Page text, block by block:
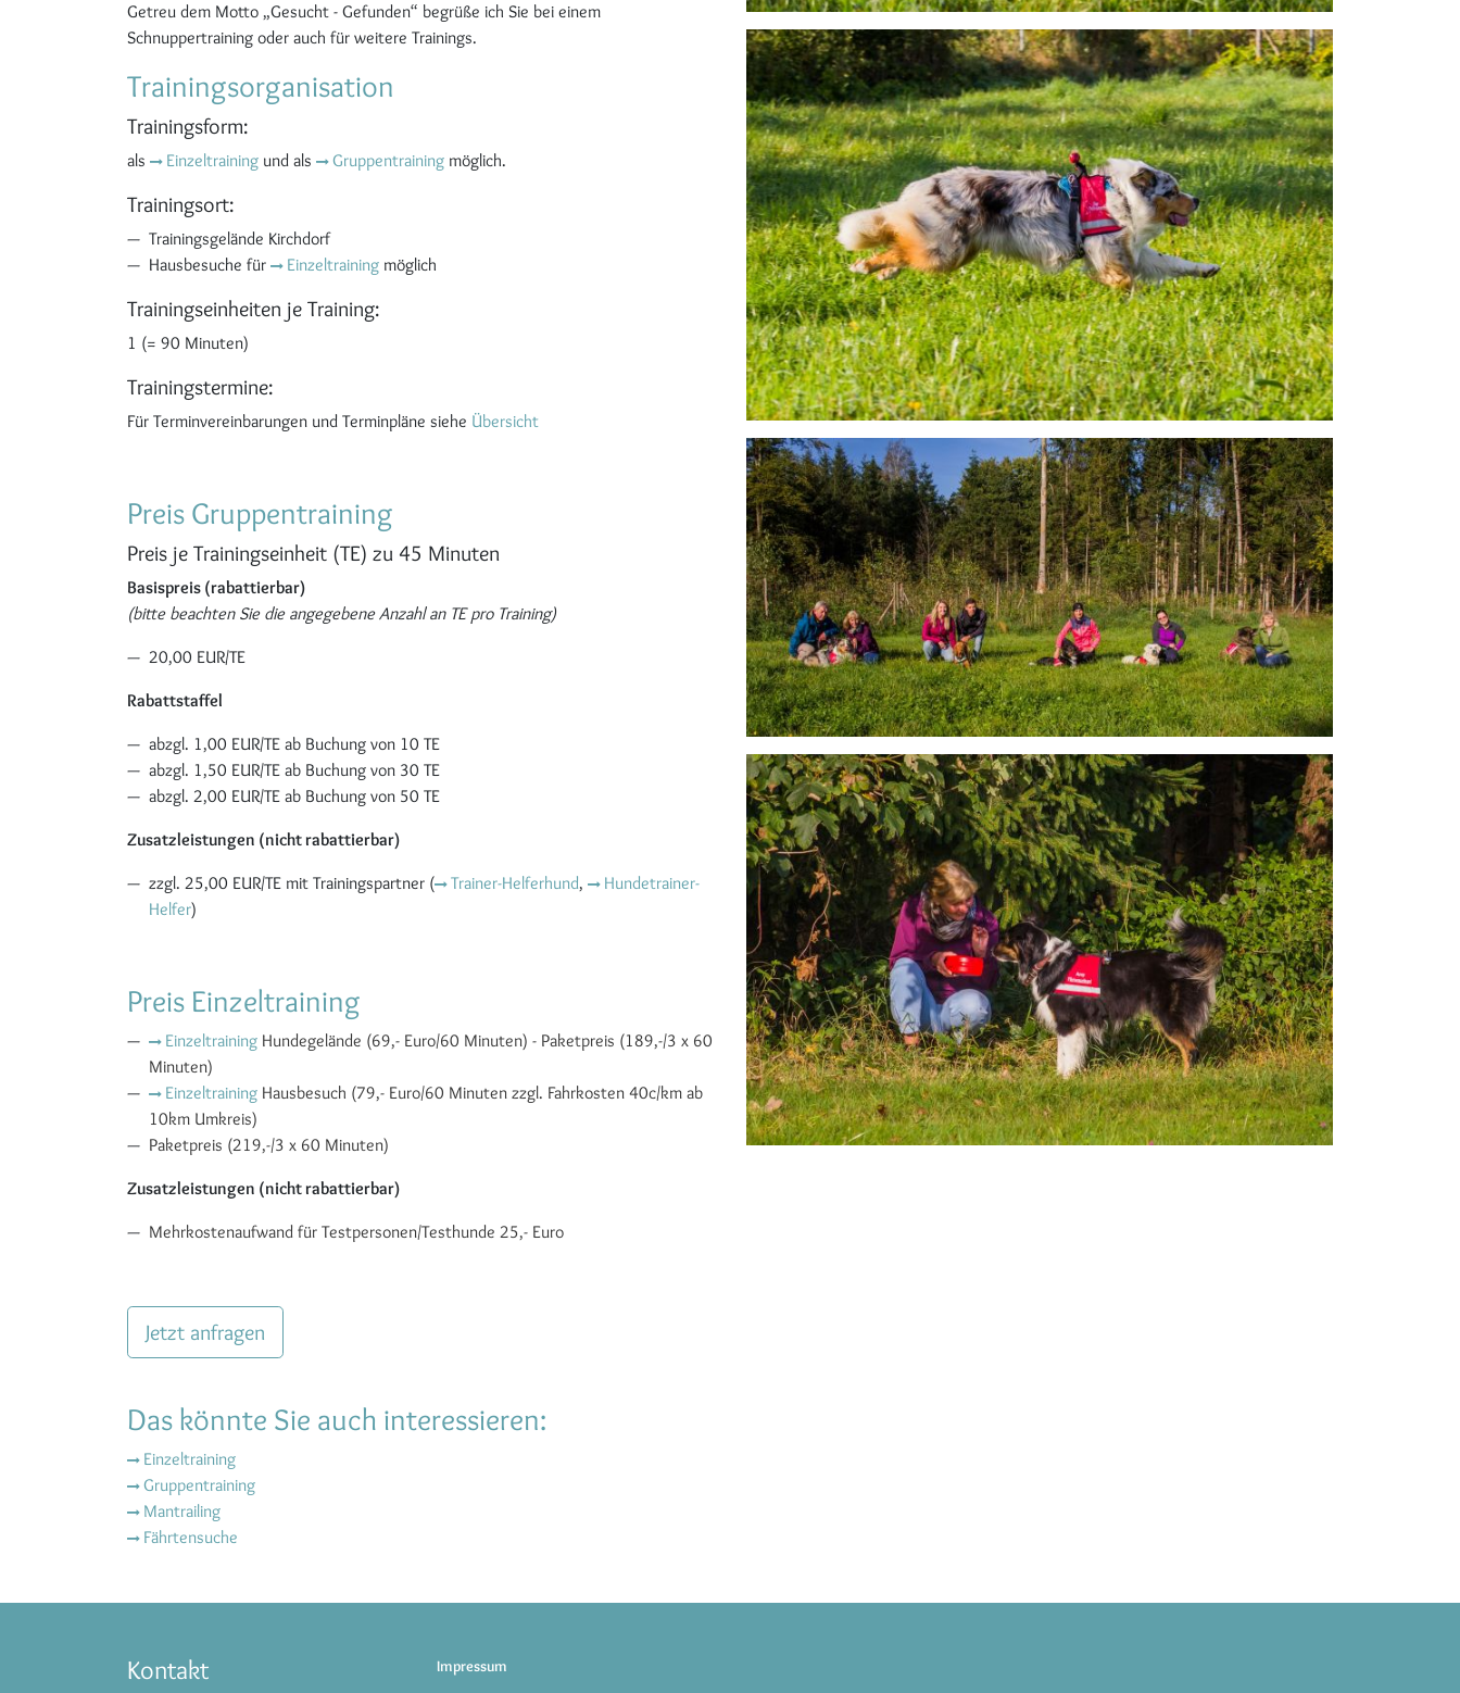
Getreu dem Motto „Gesucht - Gefunden“ begrüße ich Sie bei einem
Schnuppertraining oder auch für weitere Trainings.
Trainingsorganisation
Trainingsform:
als Einzeltraining und als Gruppentraining möglich.
Trainingsort:
Trainingsgelände Kirchdorf
Hausbesuche für
Einzeltraining möglich
Trainingseinheiten je Training:
1 (= 90 Minuten)
Trainingstermine:
Für Terminvereinbarungen und Terminpläne siehe Übersicht
Preis Gruppentraining
Preis je Trainingseinheit (TE) zu 45 Minuten
Basispreis (rabattierbar)
(bitte beachten Sie die angegebene Anzahl an TE pro Training)
20,00 EUR/TE
Rabattstaffel
abzgl. 1,00 EUR/TE ab Buchung von 10 TE
abzgl. 1,50 EUR/TE ab Buchung von 30 TE
abzgl. 2,00 EUR/TE ab Buchung von 50 TE
Zusatzleistungen (nicht rabattierbar)
zzgl. 25,00 EUR/TE mit Trainingspartner ( Trainer-Helferhund,
Hundetrainer-
Helfer)
Preis Einzeltraining
Einzeltraining Hundegelände (69,- Euro/60 Minuten) - Paketpreis (189,-/3 x 60
Minuten)
Einzeltraining Hausbesuch (79,- Euro/60 Minuten zzgl. Fahrkosten 40c/km ab
10km Umkreis)
Paketpreis (219,-/3 x 60 Minuten)
Zusatzleistungen (nicht rabattierbar)
Mehrkostenaufwand für Testpersonen/Testhunde 25,- Euro
Jetzt anfragen
Das könnte Sie auch interessieren:
Einzeltraining
Gruppentraining
Mantrailing
Fährtensuche
Kontakt Impressum